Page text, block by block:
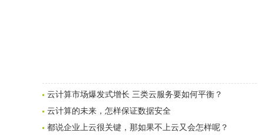
云计算市场爆发式增长 三类云服务要如何平衡？
云计算的未来，怎样保证数据安全
都说企业上云很关键，那如果不上云又会怎样呢？